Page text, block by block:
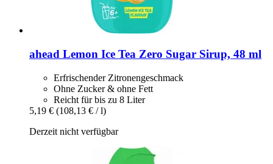
ahead Lemon Ice Tea Zero Sugar Sirup, 48 ml
Erfrischender Zitronengeschmack
Ohne Zucker & ohne Fett
Reicht für bis zu 8 Liter
5,19 € (108,13 € / l)
Derzeit nicht verfügbar